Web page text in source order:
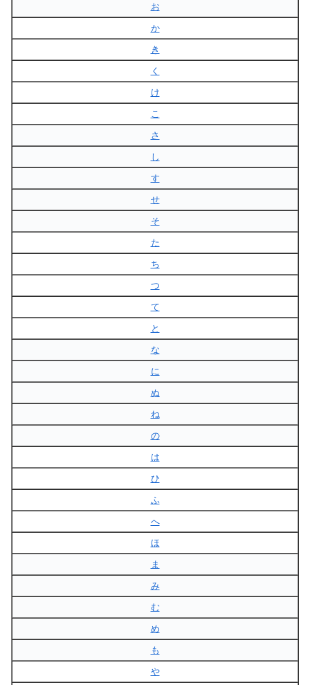
お
か
き
く
け
こ
さ
し
す
せ
そ
た
ち
つ
て
と
な
に
ぬ
ね
の
は
ひ
ふ
へ
ほ
ま
み
む
め
も
や